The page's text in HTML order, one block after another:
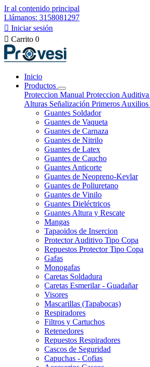
Ir al contenido principal
Llámanos: 3158081297
 Iniciar sesión
 Carrito 0
Inicio
Productos
Proteccion Manual Proteccion Auditiva
Alturas Señalización Primeros Auxilios
Guantes Soldador
Guantes de Vaqueta
Guantes de Carnaza
Guantes de Nitrilo
Guantes de Latex
Guantes de Caucho
Guantes Anticorte
Guantes de Neopreno-Kevlar
Guantes de Poliuretano
Guantes de Vinilo
Guantes Dieléctricos
Guantes Altura y Rescate
Mangas
Tapaoidos de Insercion
Protector Auditivo Tipo Copa
Repuestos Protector Tipo Copa
Gafas
Monogafas
Caretas Soldadura
Caretas Esmerilar - Guadañar
Visores
Mascarillas (Tapabocas)
Respiradores
Filtros y Cartuchos
Retenedores
Repuestos Respiradores
Cascos de Seguridad
Capuchas - Cofias